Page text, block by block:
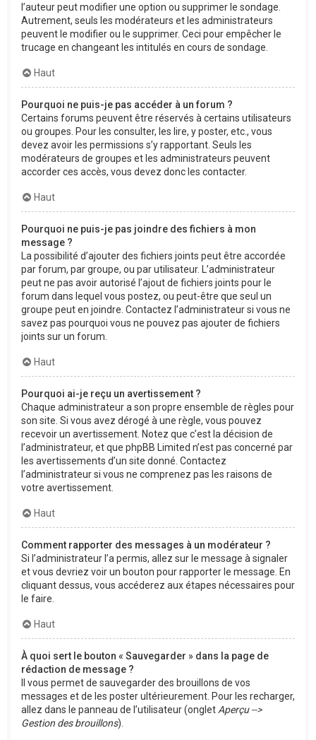
l’auteur peut modifier une option ou supprimer le sondage.
Autrement, seuls les modérateurs et les administrateurs
peuvent le modifier ou le supprimer. Ceci pour empêcher le
trucage en changeant les intitulés en cours de sondage.
Haut
Pourquoi ne puis-je pas accéder à un forum ?
Certains forums peuvent être réservés à certains utilisateurs
ou groupes. Pour les consulter, les lire, y poster, etc., vous
devez avoir les permissions s’y rapportant. Seuls les
modérateurs de groupes et les administrateurs peuvent
accorder ces accès, vous devez donc les contacter.
Haut
Pourquoi ne puis-je pas joindre des fichiers à mon
message ?
La possibilité d’ajouter des fichiers joints peut être accordée
par forum, par groupe, ou par utilisateur. L’administrateur
peut ne pas avoir autorisé l’ajout de fichiers joints pour le
forum dans lequel vous postez, ou peut-être que seul un
groupe peut en joindre. Contactez l’administrateur si vous ne
savez pas pourquoi vous ne pouvez pas ajouter de fichiers
joints sur un forum.
Haut
Pourquoi ai-je reçu un avertissement ?
Chaque administrateur a son propre ensemble de règles pour
son site. Si vous avez dérogé à une règle, vous pouvez
recevoir un avertissement. Notez que c’est la décision de
l’administrateur, et que phpBB Limited n’est pas concerné par
les avertissements d’un site donné. Contactez
l’administrateur si vous ne comprenez pas les raisons de
votre avertissement.
Haut
Comment rapporter des messages à un modérateur ?
Si l’administrateur l’a permis, allez sur le message à signaler
et vous devriez voir un bouton pour rapporter le message. En
cliquant dessus, vous accéderez aux étapes nécessaires pour
le faire.
Haut
À quoi sert le bouton « Sauvegarder » dans la page de
rédaction de message ?
Il vous permet de sauvegarder des brouillons de vos
messages et de les poster ultérieurement. Pour les recharger,
allez dans le panneau de l’utilisateur (onglet Aperçu -->
Gestion des brouillons).